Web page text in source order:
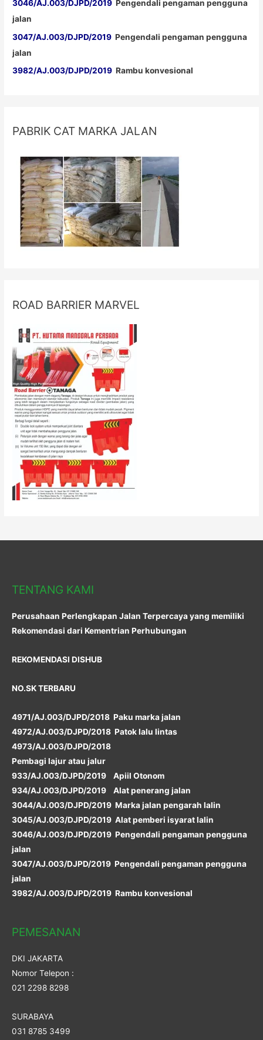
3046/AJ.003/DJPD/2019 Pengendali pengaman pengguna
jalan
3047/AJ.003/DJPD/2019 Pengendali pengaman pengguna
jalan
3982/AJ.003/DJPD/2019 Rambu konvesional
PABRIK CAT MARKA JALAN
ROAD BARRIER MARVEL
TENTANG KAMI
Perusahaan Perlengkapan Jalan Terpercaya yang memiliki
Rekomendasi dari Kementrian Perhubungan
REKOMENDASI DISHUB
NO.SK TERBARU
4971/AJ.003/DJPD/2018 Paku marka jalan
4972/AJ.003/DJPD/2018 Patok lalu lintas
4973/AJ.003/DJPD/2018
Pembagi lajur atau jalur
933/AJ.003/DJPD/2019 Apiil Otonom
934/AJ.003/DJPD/2019 Alat penerang jalan
3044/AJ.003/DJPD/2019 Marka jalan pengarah lalin
3045/AJ.003/DJPD/2019 Alat pemberi isyarat lalin
3046/AJ.003/DJPD/2019 Pengendali pengaman pengguna
jalan
3047/AJ.003/DJPD/2019 Pengendali pengaman pengguna
jalan
3982/AJ.003/DJPD/2019 Rambu konvesional
PEMESANAN
DKI JAKARTA
Nomor Telepon :
021 2298 8298
SURABAYA
031 8785 3499